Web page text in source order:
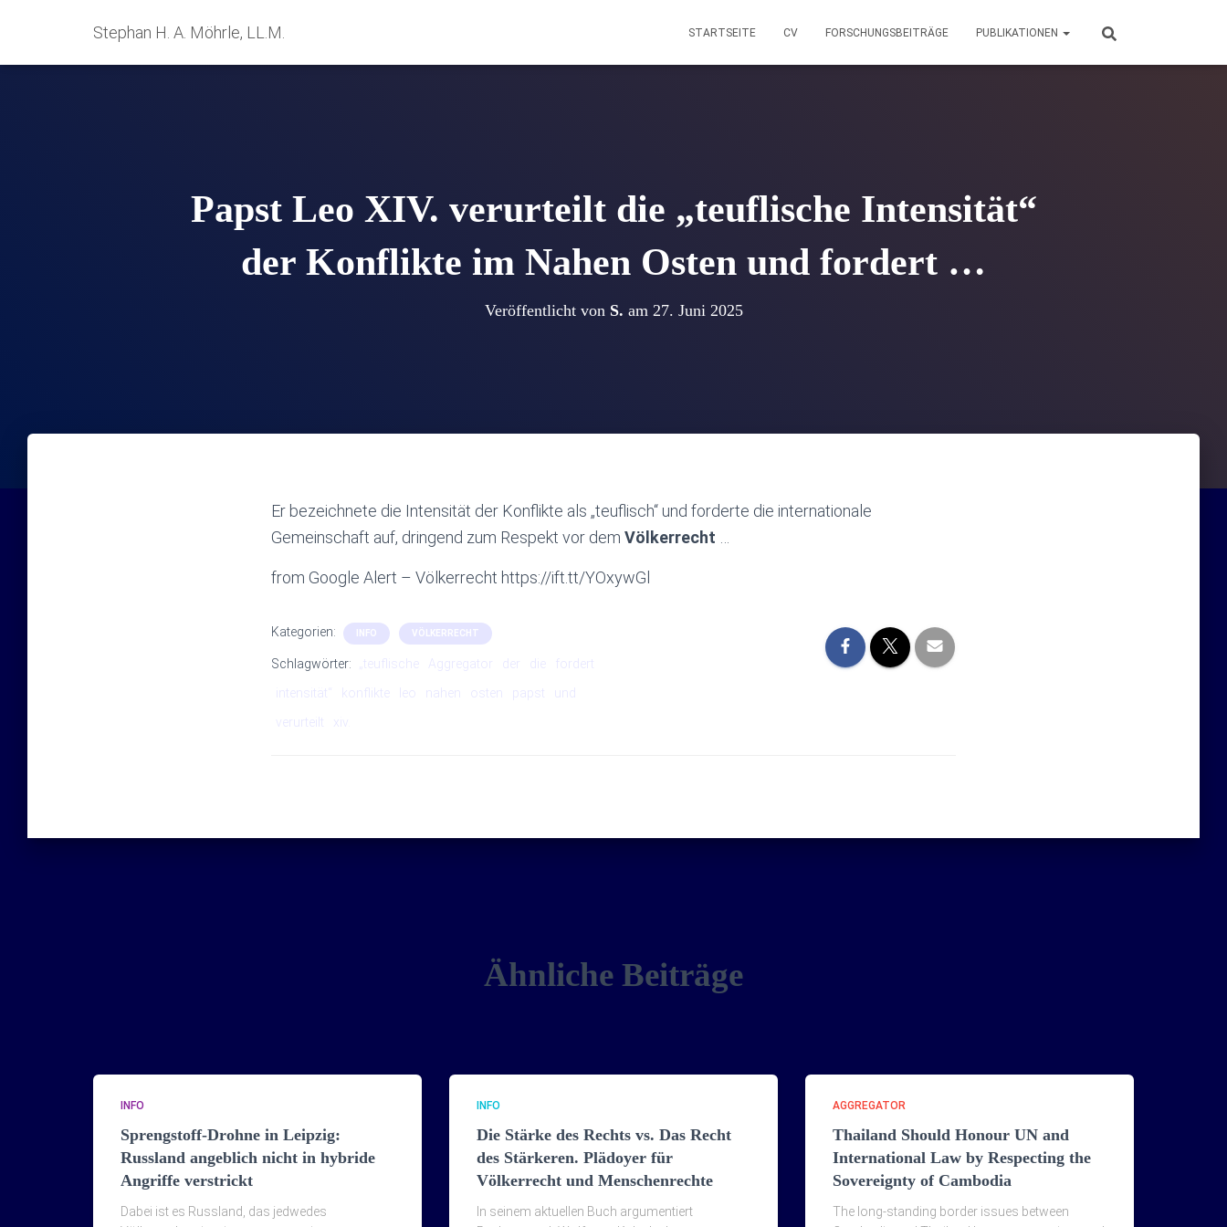
Stephan H. A. Möhrle, LL.M. STARTSEITE CV FORSCHUNGSBEITRÄGE PUBLIKATIONEN
Papst Leo XIV. verurteilt die „teuflische Intensität“
der Konflikte im Nahen Osten und fordert …
Veröffentlicht von S. am 27. Juni 2025
Er bezeichnete die Intensität der Konflikte als „teuflisch“ und forderte die internationale
Gemeinschaft auf, dringend zum Respekt vor dem Völkerrecht
from Google Alert – Völkerrecht https://ift.tt/YOxywGl
Kategorien: INFO VÖLKERRECHT
Schlagwörter: „teuflische Aggregator
fordert
intensität“
konflikte nahen osten papst
und
verurteilt
xiv.
Ähnliche Beiträge
INFO
Sprengstoff-Drohne in Leipzig:
Russland angeblich nicht in hybride
Angriffe verstrickt
Dabei ist es Russland, das jedwedes
INFO
Die Stärke des Rechts vs. Das Recht
des Stärkeren. Plädoyer für
Völkerrecht und Menschenrechte
In seinem aktuellen Buch argumentiert
AGGREGATOR
Thailand Should Honour UN and
International Law by Respecting the
Sovereignty of Cambodia
The long-standing border issues between